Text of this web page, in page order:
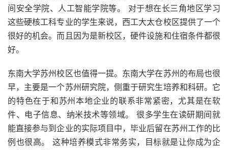
间安全学院、人工智能学院等。 对于想在长三角地区学习
这些硬核工科专业的学生来说，西工大太仓校区提供了一个
很好的机会。而且因为是新校区，硬件设施和住宿条件都很
好。
东南大学苏州校区也值得一提。东南大学在苏州的布局也很
早，主要是一个苏州研究院，侧重于研究生培养和科研。它
的特色在于和苏州本地企业的联系非常紧密，尤其是在软
件、电子信息、纳米技术等领域。 很多学生在读研期间就
能直接参与到企业的实际项目中，毕业后留在苏州工作的比
例也很高。 这种培养模式非常务实，目标就是让你成为企